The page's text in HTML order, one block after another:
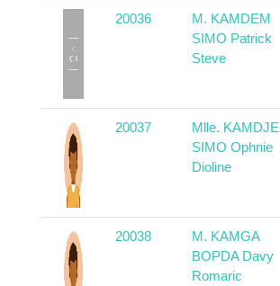
20036
M. KAMDEM
SIMO Patrick
Steve
20037
Mlle. KAMDJE
SIMO Ophnie
Dioline
20038
M. KAMGA
BOPDA Davy
Romaric